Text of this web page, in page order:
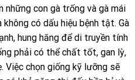
những con gà trống và gà mái
có dấu hiệu bệnh tật. Gà
hung hăng để di truyền tính
phải có thể chất tốt, gan lỳ,
Việc chọn giống kỹ lưỡng sẽ